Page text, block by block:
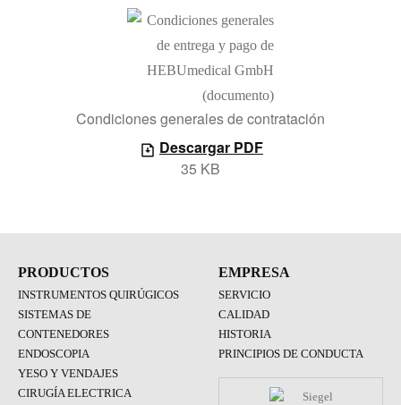
Condiciones generales de contratación
Descargar PDF
35 KB
PRODUCTOS
INSTRUMENTOS QUIRÚGICOS
SISTEMAS DE
CONTENEDORES
ENDOSCOPIA
YESO Y VENDAJES
CIRUGÍA ELECTRICA
EMPRESA
SERVICIO
CALIDAD
HISTORIA
PRINCIPIOS DE CONDUCTA